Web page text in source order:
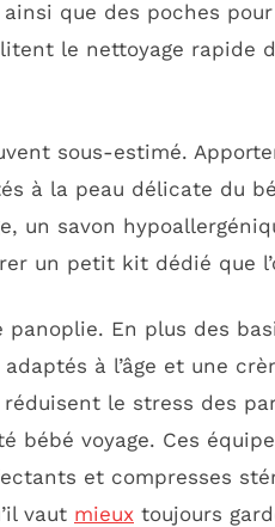
que des poches
le nettoyage rapide
sous-estimé.
à la peau délicate du
un savon
un petit kit dédié que
En plus des
à l’âge et une
le stress des
voyage. Ces
et compresses
vaut mieux toujours